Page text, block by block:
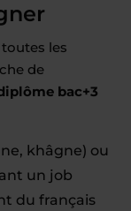
les
de
bac+3
khâgne) ou
un job
du français